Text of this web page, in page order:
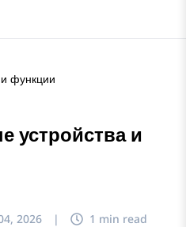
функции
устройства и
PDF
2026 | 1 min read